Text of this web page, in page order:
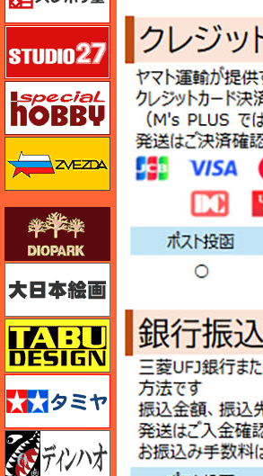
スタジオ27・タブデザイン
スペシャルホビー
ズベズダ（Zvezda）
ダイオパーク（diopark）
タブデザイン・スタジオ27
タミヤ
ディン・ハオ